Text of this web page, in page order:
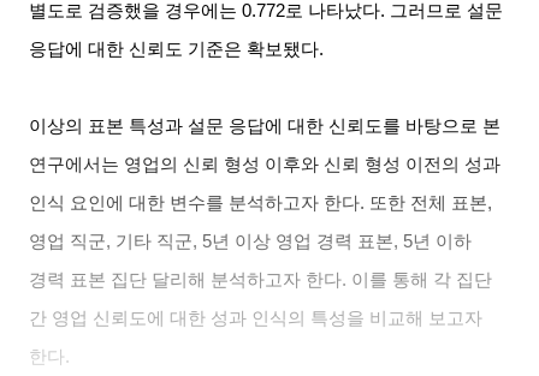
별도로 검증했을 경우에는 0.772로 나타났다. 그러므로 설문
응답에 대한 신뢰도 기준은 확보됐다.
이상의 표본 특성과 설문 응답에 대한 신뢰도를 바탕으로 본
연구에서는 영업의 신뢰 형성 이후와 신뢰 형성 이전의 성과
인식 요인에 대한 변수를 분석하고자 한다. 또한 전체 표본,
영업 직군, 기타 직군, 5년 이상 영업 경력 표본, 5년 이하
경력 표본 집단 달리해 분석하고자 한다. 이를 통해 각 집단
간 영업 신뢰도에 대한 성과 인식의 특성을 비교해 보고자
한다.